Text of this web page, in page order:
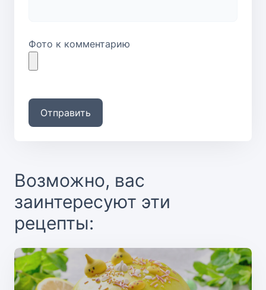
Фото к комментарию
Отправить
Возможно, вас
заинтересуют эти
рецепты: